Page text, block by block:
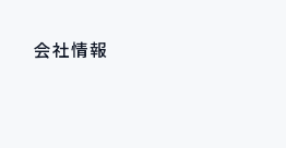
会社情報